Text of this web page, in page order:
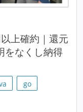
上確約｜還元
をなくし納得
go